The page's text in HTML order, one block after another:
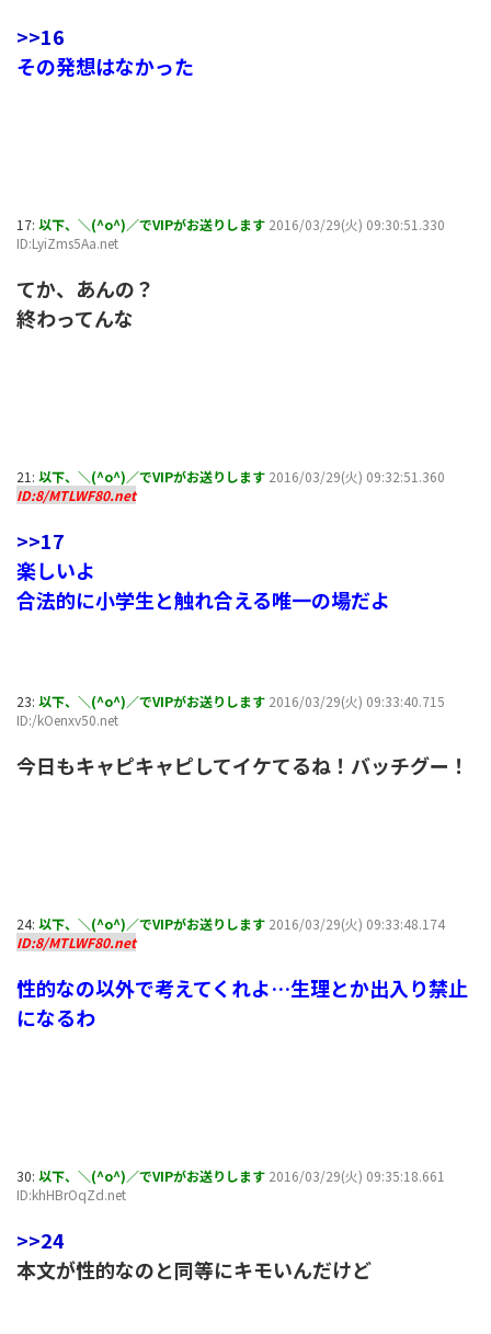
>>16
その発想はなかった
17: 以下、＼(^o^)／でVIPがお送りします 2016/03/29(火) 09:30:51.330
ID:LyiZms5Aa.net
てか、あんの？
終わってんな
21: 以下、＼(^o^)／でVIPがお送りします 2016/03/29(火) 09:32:51.360
ID:8/MTLWF80.net
>>17
楽しいよ
合法的に小学生と触れ合える唯一の場だよ
23: 以下、＼(^o^)／でVIPがお送りします 2016/03/29(火) 09:33:40.715
ID:/kOenxv50.net
今日もキャピキャピしてイケてるね！バッチグー！
24: 以下、＼(^o^)／でVIPがお送りします 2016/03/29(火) 09:33:48.174
ID:8/MTLWF80.net
性的なの以外で考えてくれよ…生理とか出入り禁止
になるわ
30: 以下、＼(^o^)／でVIPがお送りします 2016/03/29(火) 09:35:18.661
ID:khHBrOqZd.net
>>24
本文が性的なのと同等にキモいんだけど